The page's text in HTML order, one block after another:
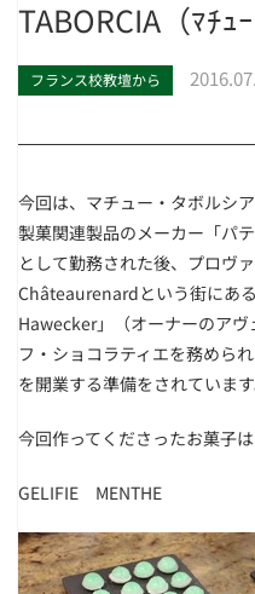
TABORCIA（ﾏﾁｭ
フランス校教壇から
今回は、マチュー・タボルシ
製菓関連製品のメーカー「パ
として勤務された後、プロヴ
Châteaurenardという街にあ
Hawecker」（オーナーのアヴ
フ・ショコラティエを務めら
を開業する準備をされています
今回作ってくださったお菓子は
GELIFIE MENTHE